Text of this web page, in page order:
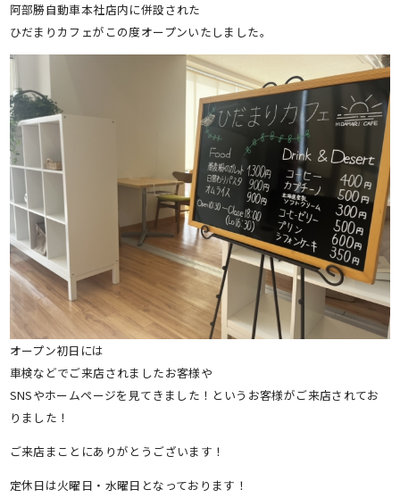
阿部勝自動車本社店内に併設された
ひだまりカフェがこの度オープンいたしました。
オープン初日には
車検などでご来店されましたお客様や
SNSやホームページを見てきました！というお客様がご来店されてお
りました！
ご来店まことにありがとうございます！
定休日は火曜日・水曜日となっております！